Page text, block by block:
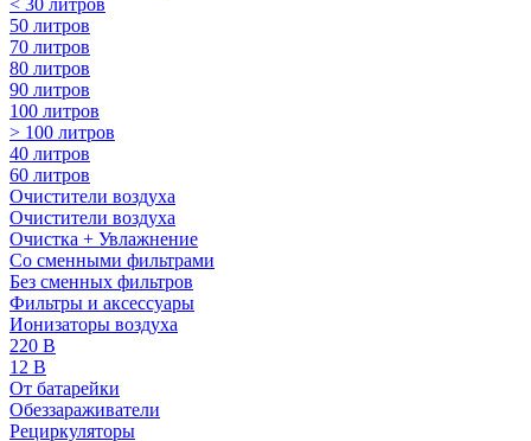
< 30 литров
50 литров
70 литров
80 литров
90 литров
100 литров
> 100 литров
40 литров
60 литров
Очистители воздуха
Очистители воздуха
Очистка + Увлажнение
Cо сменными фильтрами
Без сменных фильтров
Фильтры и аксессуары
Ионизаторы воздуха
220 В
12 В
От батарейки
Обеззараживатели
Рециркуляторы